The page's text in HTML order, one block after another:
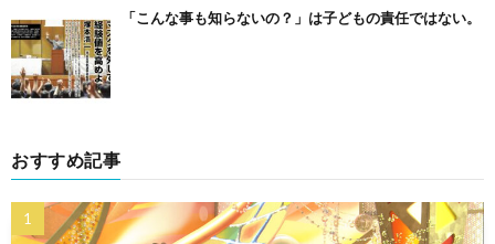
「こんな事も知らないの？」は子どもの責任ではない。
おすすめ記事